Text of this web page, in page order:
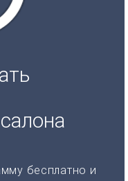
бесплатно и